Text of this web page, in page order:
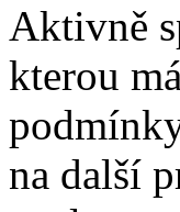
Aktivně
kterou
na další